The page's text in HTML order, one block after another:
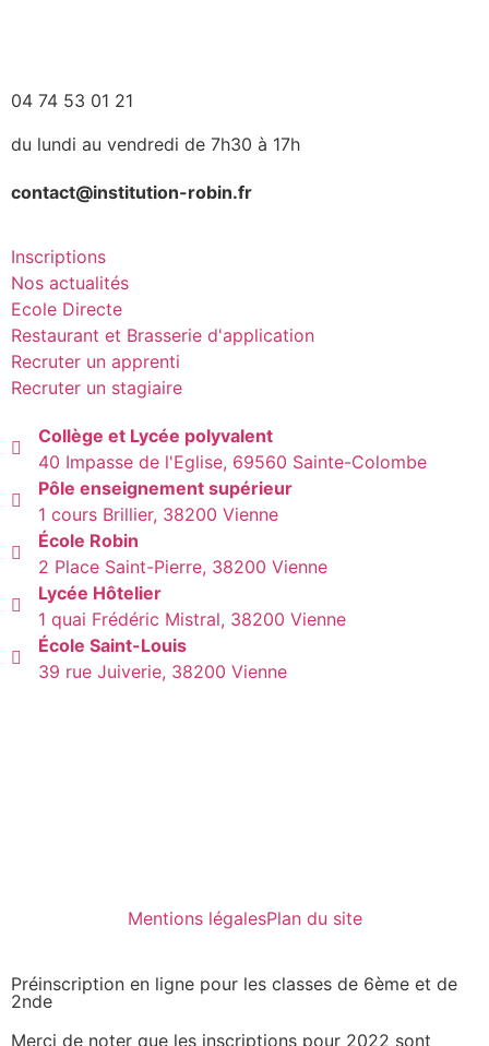
04 74 53 01 21
du lundi au vendredi de 7h30 à 17h
contact@institution-robin.fr
Inscriptions
Nos actualités
Ecole Directe
Restaurant et Brasserie d'application
Recruter un apprenti
Recruter un stagiaire
Collège et Lycée polyvalent
40 Impasse de l'Eglise, 69560 Sainte-Colombe
Pôle enseignement supérieur
1 cours Brillier, 38200 Vienne
École Robin
2 Place Saint-Pierre, 38200 Vienne
Lycée Hôtelier
1 quai Frédéric Mistral, 38200 Vienne
École Saint-Louis
39 rue Juiverie, 38200 Vienne
Mentions légalesPlan du site
Préinscription en ligne pour les classes de 6ème et de
2nde
Merci de noter que les inscriptions pour 2022 sont